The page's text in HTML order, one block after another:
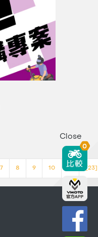
7 8 9 10 >> [23]
Close
0